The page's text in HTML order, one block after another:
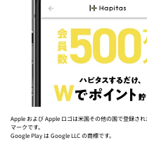
Apple および Apple ロゴは米国その他の国で登録さ
マークです。
Google Play は Google LLC の商標です。